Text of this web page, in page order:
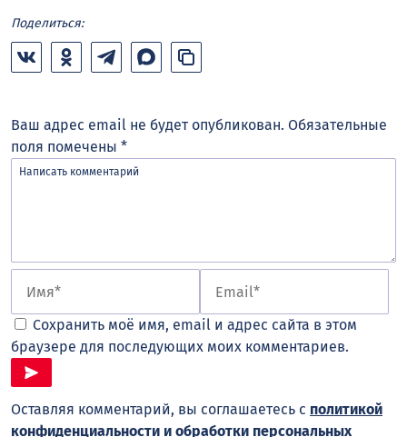
Поделиться:
Ваш адрес email не будет опубликован. Обязательные
поля помечены *
Сохранить моё имя, email и адрес сайта в этом
браузере для последующих моих комментариев.
Оставляя комментарий, вы соглашаетесь с политикой
конфиденциальности и обработки персональных